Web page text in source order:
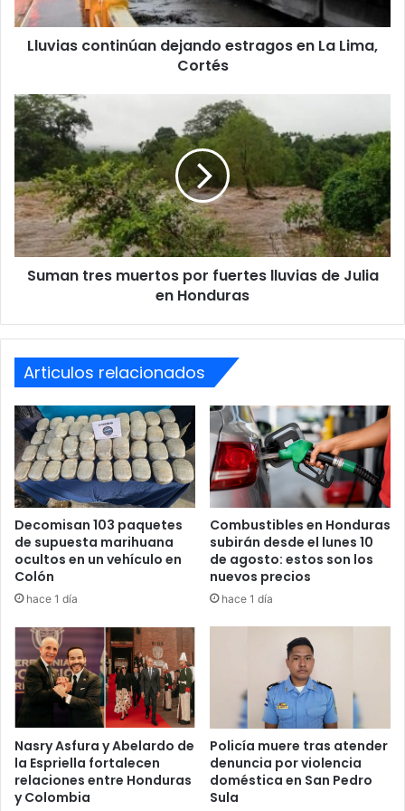
Cortés
Lluvias continúan dejando estragos en La Lima,
Cortés
Suman
tres
muertos
por
fuertes
lluvias
de
Julia
en
Honduras
Suman tres muertos por fuertes lluvias de Julia
en Honduras
Articulos relacionados
Decomisan 103 paquetes
de supuesta marihuana
ocultos en un vehículo en
Colón
hace 1 día
Combustibles en Honduras
subirán desde el lunes 10
de agosto: estos son los
nuevos precios
hace 1 día
Nasry Asfura y Abelardo de
la Espriella fortalecen
relaciones entre Honduras
y Colombia
Policía muere tras atender
denuncia por violencia
doméstica en San Pedro
Sula